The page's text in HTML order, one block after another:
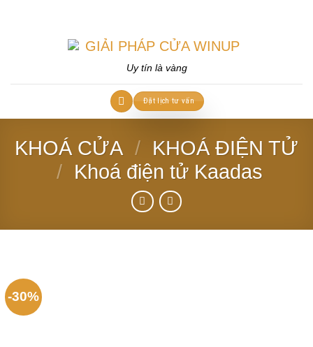
Uy tín là vàng
Đặt lịch tư vấn
KHOÁ CỬA / KHOÁ ĐIỆN TỬ
/ Khoá điện tử Kaadas
-30%